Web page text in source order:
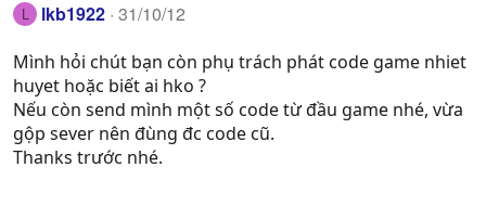
L lkb1922 31/10/12
Mình hỏi chút bạn còn phụ trách phát code game nhiet
huyet hoặc biết ai hko ?
Nếu còn send mình một số code từ đầu game nhé, vừa
gộp sever nên đùng đc code cũ.
Thanks trước nhé.